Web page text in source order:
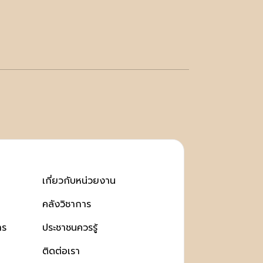
เกี่ยวกับหน่วยงาน
คลังวิชาการ
ประชาชนควรรู้
ติดต่อเรา